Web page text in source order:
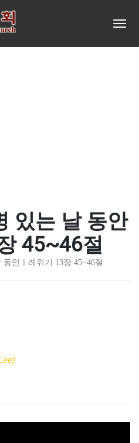
있는 날 동안
45~46절
동안ㅣ레위기 13장 45~46절